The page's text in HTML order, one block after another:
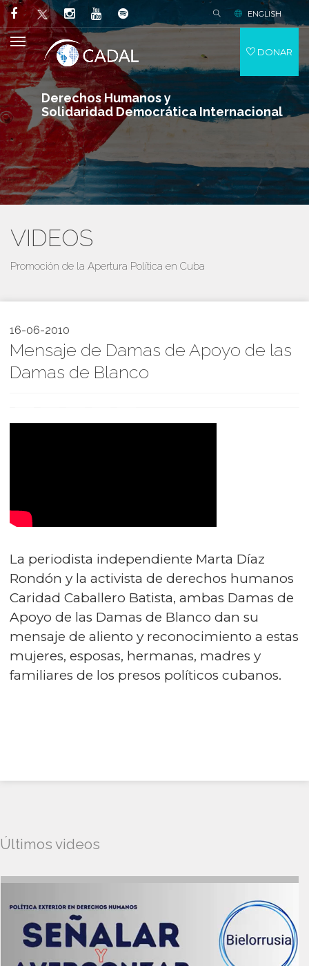
Derechos Humanos y
Solidaridad Democrática Internacional
ENGLISH
DONAR
VIDEOS
Promoción de la Apertura Política en Cuba
16-06-2010
Mensaje de Damas de Apoyo de las
Damas de Blanco
La periodista independiente Marta Díaz
Rondón y la activista de derechos humanos
Caridad Caballero Batista, ambas Damas de
Apoyo de las Damas de Blanco dan su
mensaje de aliento y reconocimiento a estas
mujeres, esposas, hermanas, madres y
familiares de los presos políticos cubanos.
Últimos videos